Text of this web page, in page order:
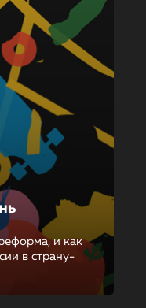
и как
в страну-